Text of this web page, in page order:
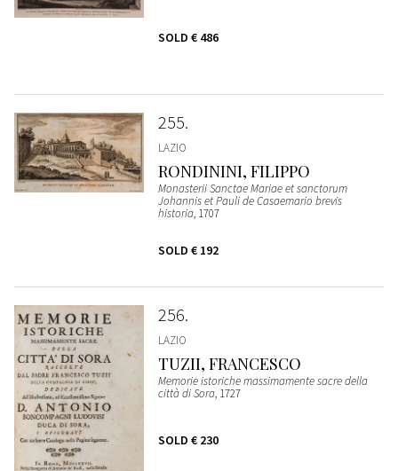
SOLD € 486
255
LAZIO
RONDININI, FILIPPO
Monasterii Sanctae Mariae et sanctorum
Johannis et Pauli de Casaemario brevis
historia, 1707
SOLD € 192
256
LAZIO
TUZII, FRANCESCO
Memorie istoriche massimamente sacre della
città di Sora, 1727
SOLD € 230